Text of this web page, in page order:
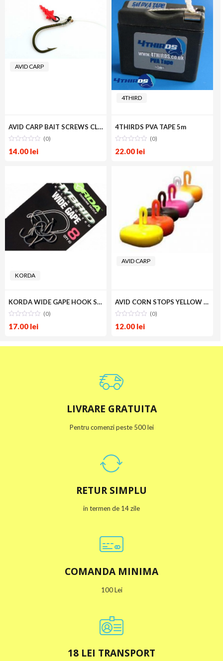
AVID CARP
AVID CARP BAIT SCREWS CLEAR
(0)
14.00 lei
4THIRD
4THIRDS PVA TAPE 5m
(0)
22.00 lei
KORDA
KORDA WIDE GAPE HOOK SIZE 2
(0)
17.00 lei
AVID CARP
AVID CORN STOPS YELLOW SHORT
(0)
12.00 lei
LIVRARE GRATUITA
Pentru comenzi peste 500 lei
RETUR SIMPLU
in termen de 14 zile
COMANDA MINIMA
100 Lei
18 LEI TRANSPORT